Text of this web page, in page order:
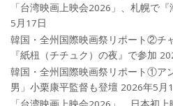
「台湾映画上映会2026」、札幌で
5月17日
韓国・全州国際映画祭リポート②チ
『紙杻（チチュク）の夜』で参加
韓国・全州国際映画祭リポート①ア
男」小栗康平監督も登壇 2026年5月